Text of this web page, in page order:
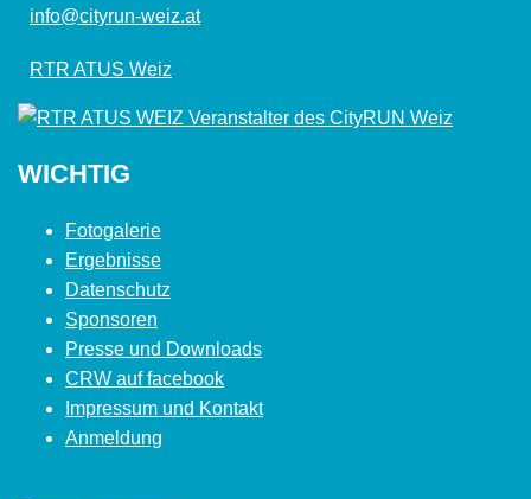
info@cityrun-weiz.at
RTR ATUS Weiz
WICHTIG
Fotogalerie
Ergebnisse
Datenschutz
Sponsoren
Presse und Downloads
CRW auf facebook
Impressum und Kontakt
Anmeldung